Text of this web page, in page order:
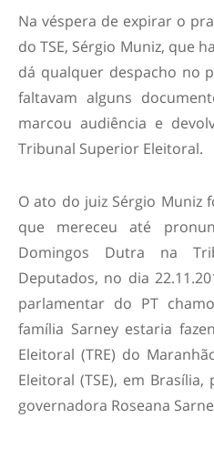
Na véspera de expirar o
do TSE, Sérgio Muniz, que
dá qualquer despacho no
faltavam alguns
marcou audiência e
Tribunal Superior Eleitoral.
O ato do juiz Sérgio Muniz
que mereceu até
Domingos Dutra na
Deputados, no dia
parlamentar do PT
família Sarney estaria
Eleitoral (TRE) do
Eleitoral (TSE), em
governadora Roseana